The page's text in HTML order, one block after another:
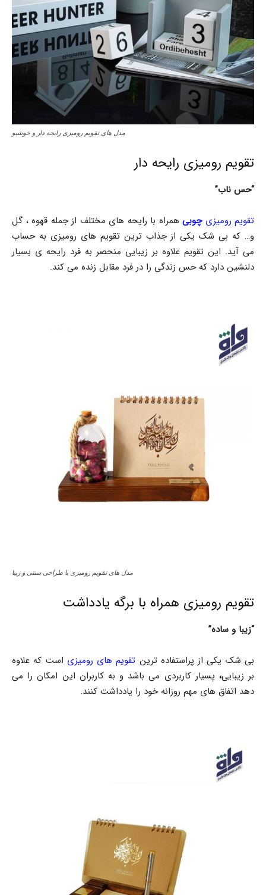
مدل های تقویم رومیزی رایحه دار و خوشبو
تقویم رومیزی رایحه دار
“حس ناب”
تقویم رومیزیچوبی همراه با رایحه های مختلف از جمله قهوه ، گل
و… که بی شک یکی از جذاب ترین تقویم های رومیزی به حساب
می آید. این تقویم علاوه بر زیبایی منحصر به فرد رایحه ی بسیار
دلنشین دارد که حس زندگی را در فرد مقابل زنده می کند.
مدل های تقویم رومیزی با طراحی سنتی و زیبا
تقویم رومیزی همراه با برگه یادداشت
“زیبا و ساده”
بی شک یکی از پراستفاده ترین تقویم های رومیزی است که علاوه
بر زیبایی، پسیار کاربردی می باشد و به کاربران این امکان را می
دهد اتفاق های مهم روزانه خود را یادداشت کنند.